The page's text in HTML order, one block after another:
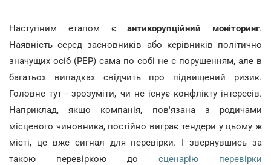
Наступним етапом єантикорупційний моніторинг.
Наявність серед засновників або керівників політично
значущих осіб (PEP) сама по собі не є порушенням, але в
багатьох випадках свідчить про підвищений ризик.
Головне тут - зрозуміти, чи не існує конфлікту інтересів.
Наприклад, якщо компанія, пов'язана з родичами
місцевого чиновника, постійно виграє тендери у цьому ж
місті, це вже сигнал для перевірки. І звернувшись за
такою перевіркою до сценарію перевірки